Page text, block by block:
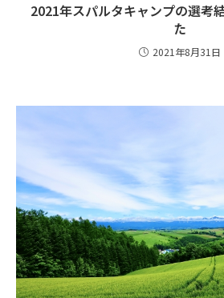
2021年スパルタキャンプの選考
た
2021年8月31日